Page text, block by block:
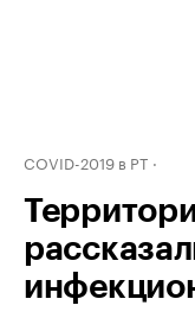
COVID-2019 в РТ